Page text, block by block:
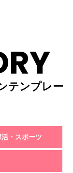
テンプレー
・スポーツ